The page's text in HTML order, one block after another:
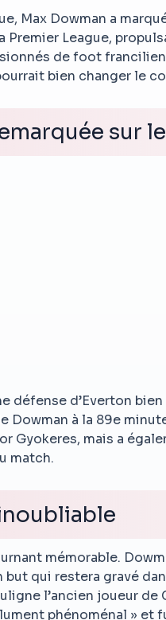
Max Dowman a
Premier League,
de foot
bien changer le
sur
défense d’Everton
Dowman à la 89e
Gyokeres, mais a
match.
mémorable.
but qui restera gravé
l’ancien joueur
phénoménal » et